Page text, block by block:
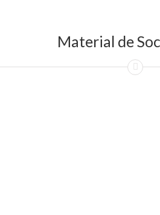
Material de